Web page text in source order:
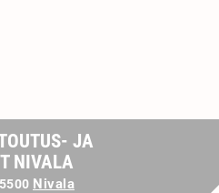
JA
NIVALA
Nivala